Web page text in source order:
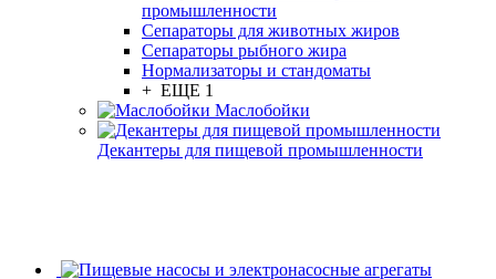
промышленности
Сепараторы для животных жиров
Сепараторы рыбного жира
Нормализаторы и стандоматы
+ ЕЩЕ 1
Маслобойки
Декантеры для пищевой промышленности